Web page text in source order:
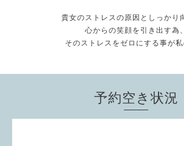
貴女のストレスの原因としっかり
心からの笑顔を引き出す為、
そのストレスをゼロにする事が
予約空き状況